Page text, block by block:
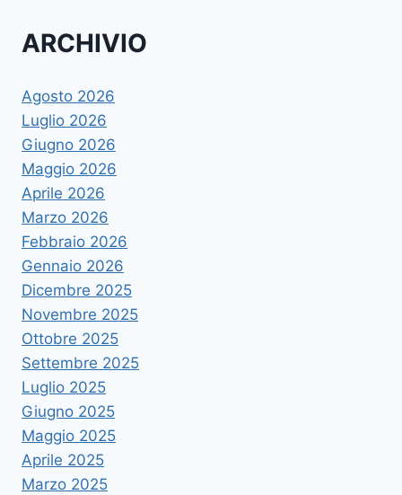
ARCHIVIO
Agosto 2026
Luglio 2026
Giugno 2026
Maggio 2026
Aprile 2026
Marzo 2026
Febbraio 2026
Gennaio 2026
Dicembre 2025
Novembre 2025
Ottobre 2025
Settembre 2025
Luglio 2025
Giugno 2025
Maggio 2025
Aprile 2025
Marzo 2025